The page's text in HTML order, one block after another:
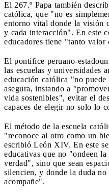
El 267.º Papa también
católica, que "no es
entorno vital donde la visión
y cada interacción". En este
educadores tiene "tanto valor
El pontífice peruano-
las escuelas y universidades
educación católica "no
asegura, instando a
vida sostenibles", evitar el
capaces de elegir no solo lo
El método de la escuela
"reconoce al otro como un
escribió León XIV. En este
educativas que no "ondeen
verdad", sino que sean
silencien, y donde la duda no
acompañe".